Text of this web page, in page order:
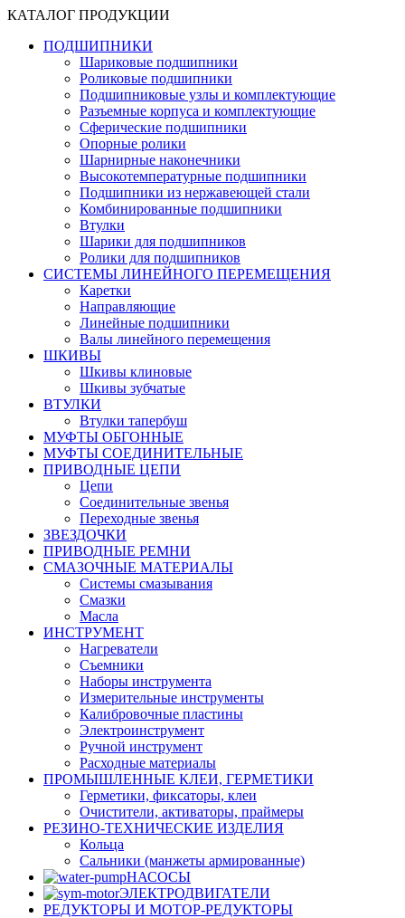
КАТАЛОГ ПРОДУКЦИИ
ПОДШИПНИКИ
Шариковые подшипники
Роликовые подшипники
Подшипниковые узлы и комплектующие
Разъемные корпуса и комплектующие
Сферические подшипники
Опорные ролики
Шарнирные наконечники
Высокотемпературные подшипники
Подшипники из нержавеющей стали
Комбинированные подшипники
Втулки
Шарики для подшипников
Ролики для подшипников
СИСТЕМЫ ЛИНЕЙНОГО ПЕРЕМЕЩЕНИЯ
Каретки
Направляющие
Линейные подшипники
Валы линейного перемещения
ШКИВЫ
Шкивы клиновые
Шкивы зубчатые
ВТУЛКИ
Втулки тапербуш
МУФТЫ ОБГОННЫЕ
МУФТЫ СОЕДИНИТЕЛЬНЫЕ
ПРИВОДНЫЕ ЦЕПИ
Цепи
Соединительные звенья
Переходные звенья
ЗВЕЗДОЧКИ
ПРИВОДНЫЕ РЕМНИ
СМАЗОЧНЫЕ МАТЕРИАЛЫ
Системы смазывания
Смазки
Масла
ИНСТРУМЕНТ
Нагреватели
Съемники
Наборы инструмента
Измерительные инструменты
Калибровочные пластины
Электроинструмент
Ручной инструмент
Расходные материалы
ПРОМЫШЛЕННЫЕ КЛЕИ, ГЕРМЕТИКИ
Герметики, фиксаторы, клеи
Очистители, активаторы, праймеры
РЕЗИНО-ТЕХНИЧЕСКИЕ ИЗДЕЛИЯ
Кольца
Сальники (манжеты армированные)
НАСОСЫ
ЭЛЕКТРОДВИГАТЕЛИ
РЕДУКТОРЫ И МОТОР-РЕДУКТОРЫ